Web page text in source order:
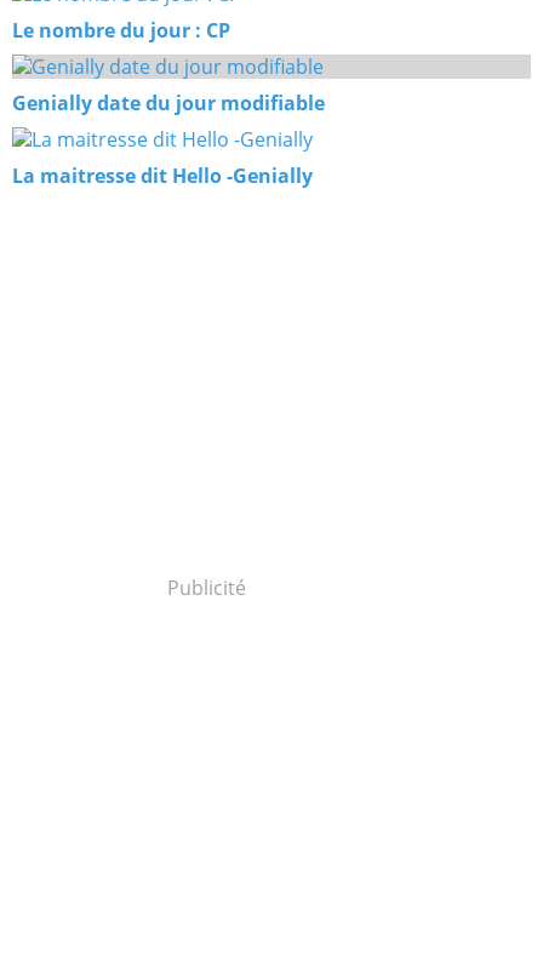
Le nombre du jour : CP
Genially date du jour modifiable
La maitresse dit Hello -Genially
Publicité